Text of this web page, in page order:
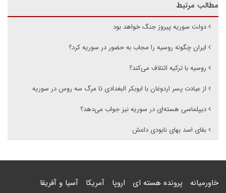
مطالب مرتبط
دولت سوریه پیروز جنگ خواهد بود
ایران چگونه روسیه را مجاب به حضور در سوریه کرد؟
روسیه با ترکیه ائتلاف می‌کند؟
از عیادت پسر اردوغان با ابوبکر البغدادی تا مرگ سه روس در سوریه
دیپلماسی هسته‌ای در سوریه نیز جواب می‌دهد؟
بقای اسد بهای نابودی داعش
خاورمیانه پرونده هسته ای اروپا آمریکا آسیا و آفریقا